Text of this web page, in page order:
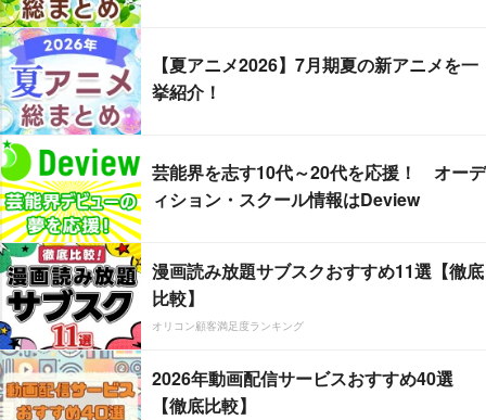
【夏アニメ2026】7月期夏の新アニメを一
挙紹介！
芸能界を志す10代～20代を応援！ オーデ
ィション・スクール情報はDeview
漫画読み放題サブスクおすすめ11選【徹底
比較】
オリコン顧客満足度ランキング
2026年動画配信サービスおすすめ40選
【徹底比較】